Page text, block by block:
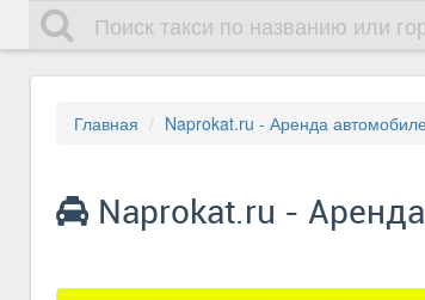
Главная Naprokat.ru - Аренда
Naprokat.ru -